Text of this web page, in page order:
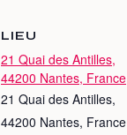
LIEU
21 Quai des Antilles,
44200 Nantes, France
21 Quai des Antilles,
44200 Nantes, France